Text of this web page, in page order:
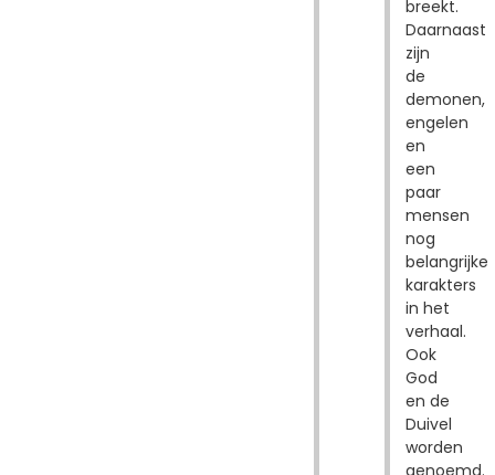
breekt.
Daarnaast
zijn
de
demonen,
engelen
en
een
paar
mensen
nog
belangrijke
karakters
in het
verhaal.
Ook
God
en de
Duivel
worden
genoemd.